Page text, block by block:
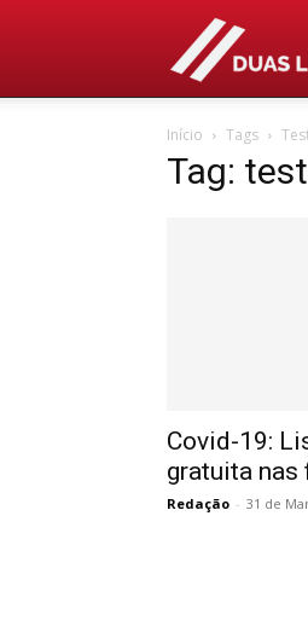
Início Tags
Tag:
Covid-19:
gratuita nas
Redação - 31 de